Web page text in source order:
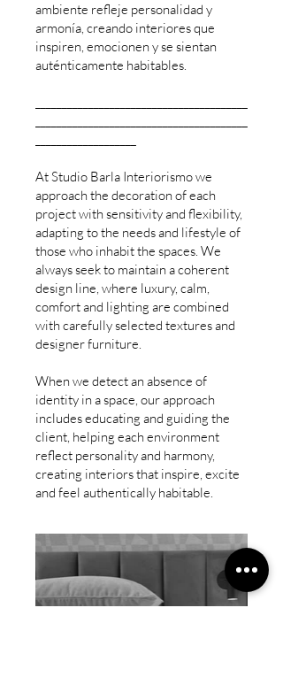
ambiente refleje personalidad y
armonía, creando interiores que
inspiren, emocionen y se sientan
auténticamente habitables.
At Studio Barla Interiorismo we
approach the decoration of each
project with sensitivity and flexibility,
adapting to the needs and lifestyle of
those who inhabit the spaces. We
always seek to maintain a coherent
design line, where luxury, calm,
comfort and lighting are combined
with carefully selected textures and
designer furniture.
When we detect an absence of
identity in a space, our approach
includes educating and guiding the
client, helping each environment
reflect personality and harmony,
creating interiors that inspire, excite
and feel authentically habitable.